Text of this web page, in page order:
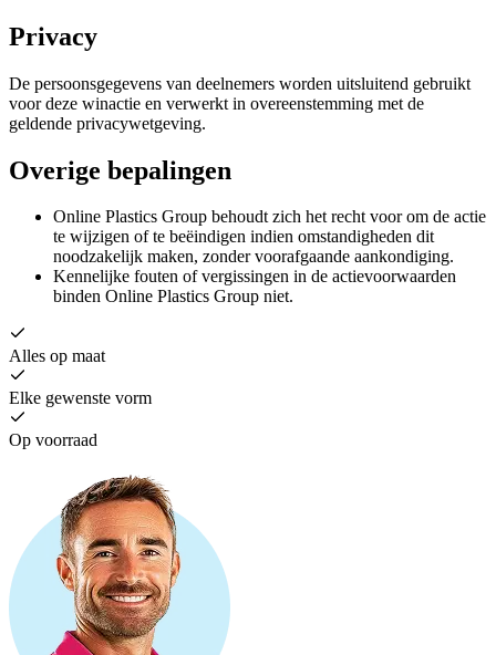
Privacy
De persoonsgegevens van deelnemers worden uitsluitend gebruikt
voor deze winactie en verwerkt in overeenstemming met de
geldende privacywetgeving.
Overige bepalingen
Online Plastics Group behoudt zich het recht voor om de actie
te wijzigen of te beëindigen indien omstandigheden dit
noodzakelijk maken, zonder voorafgaande aankondiging.
Kennelijke fouten of vergissingen in de actievoorwaarden
binden Online Plastics Group niet.
Alles op maat
Elke gewenste vorm
Op voorraad